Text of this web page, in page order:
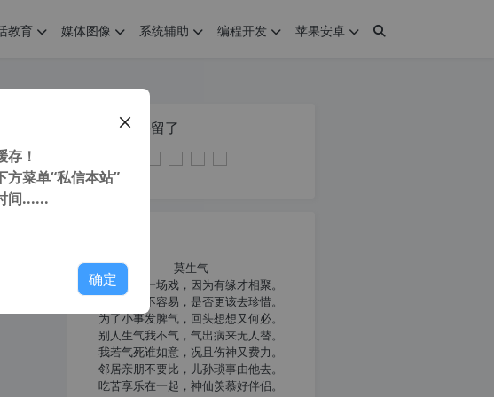
教育 媒体图像 系统辅助 编程开发 苹果安卓
国
您在本页停留了
莫生气
人生就像一场戏，因为有缘才相聚。
相扶到老不容易，是否更该去珍惜。
为了小事发脾气，回头想想又何必。
别人生气我不气，气出病来无人替。
我若气死谁如意，况且伤神又费力。
邻居亲朋不要比，儿孙琐事由他去。
吃苦享乐在一起，神仙羡慕好伴侣。
！
菜单“私信本站”
间......
确定